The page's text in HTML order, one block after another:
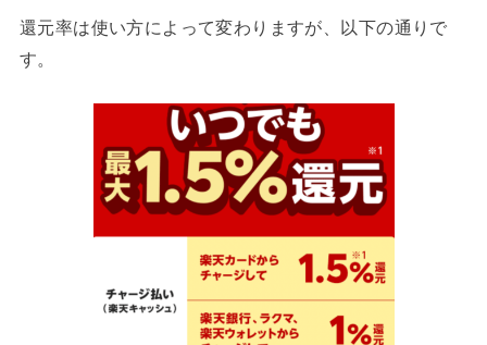
還元率は使い方によって変わりますが、以下の通りで
す。